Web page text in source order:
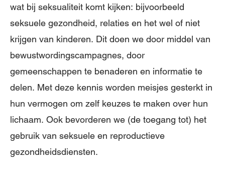
wat bij seksualiteit komt kijken: bijvoorbeeld
seksuele gezondheid, relaties en het wel of niet
krijgen van kinderen. Dit doen we door middel van
bewustwordingscampagnes, door
gemeenschappen te benaderen en informatie te
delen. Met deze kennis worden meisjes gesterkt in
hun vermogen om zelf keuzes te maken over hun
lichaam. Ook bevorderen we (de toegang tot) het
gebruik van seksuele en reproductieve
gezondheidsdiensten.